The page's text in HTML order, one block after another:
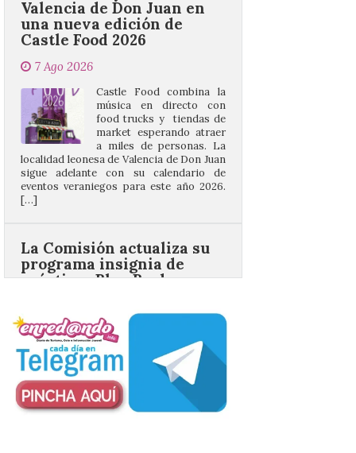
7 Ago 2026
market esperando atraer
a miles de personas. La
localidad leonesa de Valencia de Don Juan
sigue adelante con su calendario de
eventos veraniegos para este año 2026.
[…]
La Comisión actualiza su
prácticas Blue Book,
abriéndolo a titulados de
EFP
Las solicitudes estarán
abiertas del 22 de julio al 4
de septiembre de 2026.
Bruselas, 6 de agosto de
2026.- La Comisión
Europea ha actualizado las normas de su
programa de prácticas, estableciendo un